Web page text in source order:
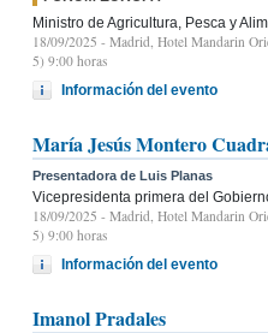
Ministro de Agricultura, Pesca y
18/09/2025 - Madrid, Hotel Mandarin
5) 9:00 horas
Información del evento
María Jesús Montero
Presentadora de Luis Planas
Vicepresidenta primera del
18/09/2025 - Madrid, Hotel Mandarin
5) 9:00 horas
Información del evento
Imanol Pradales